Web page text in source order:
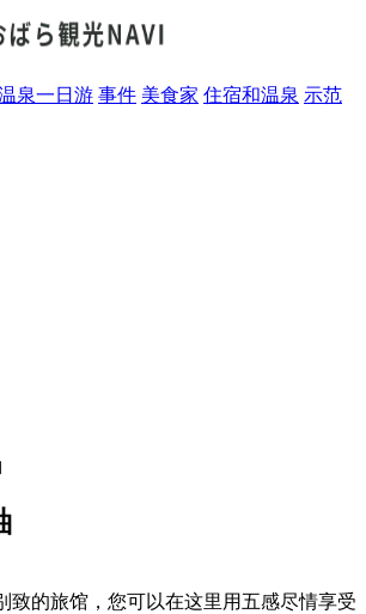
泉一日游 事件 美食家 住宿和温泉 示范
致的旅馆，您可以在这里用五感尽情享受